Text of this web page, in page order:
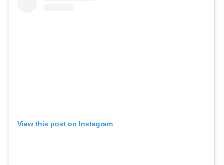
View this post on Instagram